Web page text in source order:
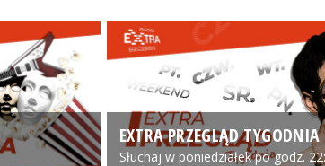
EXTRA PRZEGLĄD TYGODNIA
Słuchaj w poniedziałek po godz.